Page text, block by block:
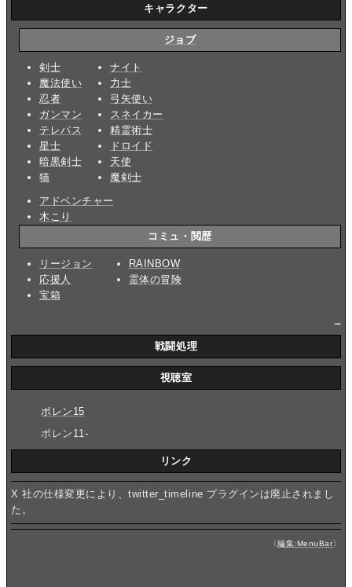
キャラクター
ジョブ
剣士
魔法使い
忍者
ガンマン
テレパス
星士
暗黒剣士
猫
ナイト
力士
弓矢使い
スネイカー
精霊術士
ドロイド
天使
魔剣士
アドベンチャー
木こり
コミュ・閲歴
リージョン
応援人
宝箱
RAINBOW
霊体の冒険
戦闘処理
視聴室
ポレン15
ポレン11-
リンク
X 社の仕様変更により、twitter_timeline プラグインは廃止されまし
た。
〔編集:MenuBar〕